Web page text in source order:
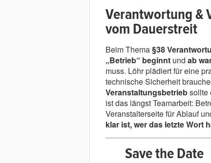
Verantwortung &
vom Dauerstreit
Beim Thema§38
„Betrieb“ beginntund ab
muss. Löhr plädiert für eine
technische Sicherheit
Veranstaltungsbetriebsollte
ist das längst Teamarbeit:
Veranstalterseite für Ablauf
klar ist, wer das letzte Wort
Save the Date